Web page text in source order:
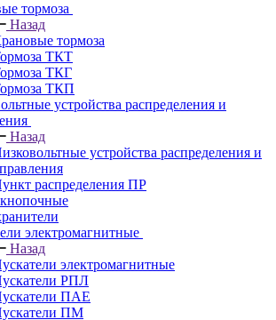
тормоза
Назад
тормоза
ТКТ
ТКГ
ТКП
устройства распределения и
Назад
устройства распределения и
распределения ПР
электромагнитные
Назад
электромагнитные
РПЛ
ПАЕ
ПМ